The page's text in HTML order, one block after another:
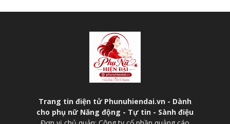
Trang tin điện tử Phunuhiendai.vn - Dành
cho phụ nữ Năng động - Tự tin - Sành điệu